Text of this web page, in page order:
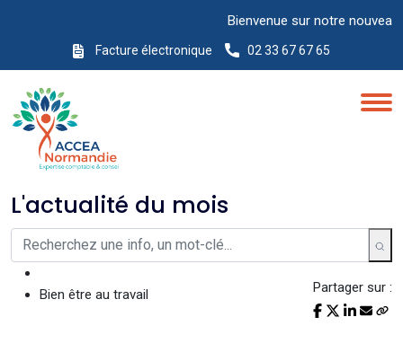
Bienvenue sur notre nouveau site
Facture électronique 02 33 67 67 65
L'actualité du mois
Bien être au travail Partager sur :